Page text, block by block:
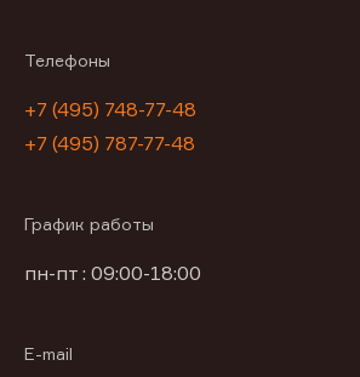
Телефоны
+7 (495) 748-77-48
+7 (495) 787-77-48
График работы
пн-пт : 09:00-18:00
E-mail